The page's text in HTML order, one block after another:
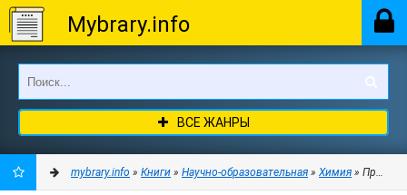
Mybrary.info
ВСЕ ЖАНРЫ
mybrary.info » Книги » Научно-образовательная » Химия »